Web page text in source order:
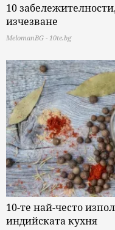
10
изчезване
MelomanBG - 10te.bg
10-те най-често
индийската кухня